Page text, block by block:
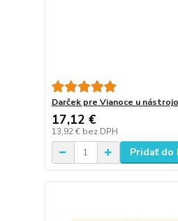
Darček pre Vianoce u
17,12 €
13,92 € bez DPH
Pridať do